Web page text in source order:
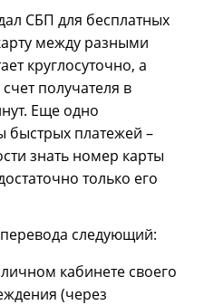
СБП для бесплатных
между разными
круглосуточно, а
получателя в
Еще одно
быстрых платежей –
знать номер карты
только его
следующий:
кабинете своего
(через